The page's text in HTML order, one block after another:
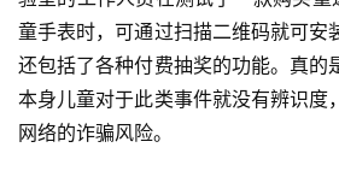
快
讯
公
童手表时，可通过扫描二维码就可安
还包括了各种付费抽奖的功能。真的
本身儿童对于此类事件就没有辨识度
网络的诈骗风险。